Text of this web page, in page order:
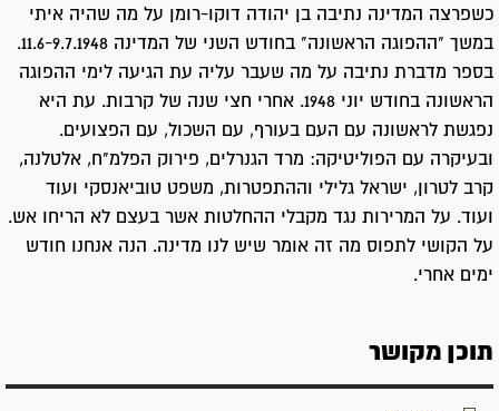
כשפרצה המדינה נתיבה בן יהודה דוקו-רומן על מה שהיה איתי
במשך "ההפוגה הראשונה" בחודש השני של המדינה 11.6-9.7.1948.
בספר מדברת נתיבה על מה שעבר עליה עת הגיעה לימי ההפוגה
הראשונה בחודש יוני 1948. אחרי חצי שנה של קרבות. עת היא
נפגשת לראשונה עם העם בעורף, עם השכול, עם הפצועים.
ובעיקרה עם הפוליטיקה: מרד הגנרלים, פירוק הפלמ"ח, אלטלנה,
קרב לטרון, ישראל גלילי וההתפטרות, משפט טוביאנסקי ועוד
ועוד. על המרירות נגד מקבלי ההחלטות אשר בעצם לא הריחו אש.
על הקושי לתפוס מה זה אומר שיש לנו מדינה. הנה אנחנו חודש
ימים אחרי.
תוכן מקושר